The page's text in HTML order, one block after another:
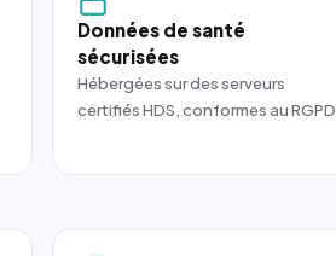
Données de santé
sécurisées
Hébergées sur des serveurs
certifiés HDS, conformes au RGPD.